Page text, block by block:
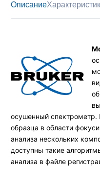
Описание
осушенный спектрометр.
образца в области
анализа нескольких
доступны такие
анализа в файле